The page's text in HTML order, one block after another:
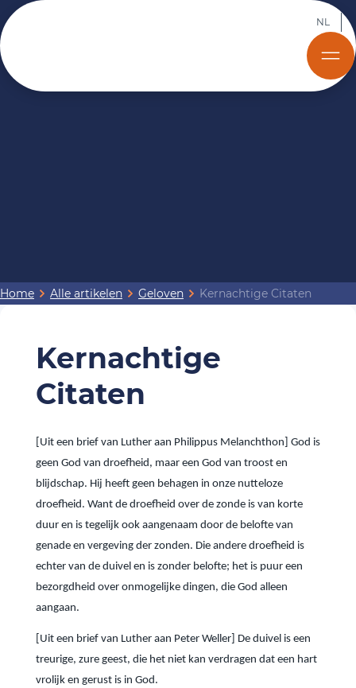
NL
Home Alle artikelen Geloven Kernachtige Citaten
Kernachtige
Citaten
[Uit een brief van Luther aan Philippus Melanchthon] God is
geen God van droefheid, maar een God van troost en
blijdschap. Hij heeft geen behagen in onze nutteloze
droefheid. Want de droefheid over de zonde is van korte
duur en is tegelijk ook aangenaam door de belofte van
genade en vergeving der zonden. Die andere droefheid is
echter van de duivel en is zonder belofte; het is puur een
bezorgdheid over onmogelijke dingen, die God alleen
aangaan.
[Uit een brief van Luther aan Peter Weller] De duivel is een
treurige, zure geest, die het niet kan verdragen dat een hart
vrolijk en gerust is in God.